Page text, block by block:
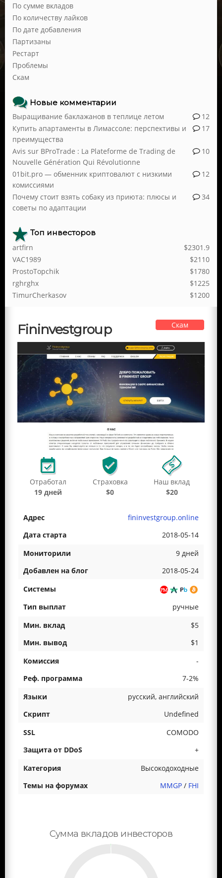
По сумме вкладов
По количеству лайков
По дате добавления
Партизаны
Рестарт
Проблемы
Скам
Новые комментарии
12
Выращивание баклажанов в теплице летом
17
Купить апартаменты в Лимассоле: перспективы и
преимущества
10
Avis sur BProTrade : La Plateforme de Trading de
Nouvelle Génération Qui Révolutionne
12
01bit.pro — обменник криптовалют с низкими
комиссиями
34
Почему стоит взять собаку из приюта: плюсы и
советы по адаптации
Топ инвесторов
$2301.9
artfirn
$2110
VAC1989
$1780
ProstoTopchik
$1225
rghrghx
$1200
TimurCherkasov
Fininvestgroup Скам
Отработал
19 дней
Страховка
$0
Наш вклад
$20
fininvestgroup.online
2018-05-14
9 дней
2018-05-24
ручные
$5
$1
-
7-2%
русский, английский
Undefined
COMODO
+
Высокодоходные
MMGP/ FHI
Сумма вкладов инвесторов